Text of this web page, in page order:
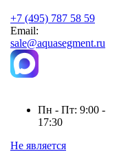
+7 (495) 787 58 59
Email:
sale@aquasegment.ru
Пн - Пт: 9:00 -
17:30
Не является